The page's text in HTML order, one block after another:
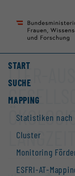
Seiteninhalt
Accesskey
Hauptnavigation
Accesskey
START
SUCHE
MAPPING
Statistiken nach
Cluster
Monitoring
ESFRI-AT-
LTER-